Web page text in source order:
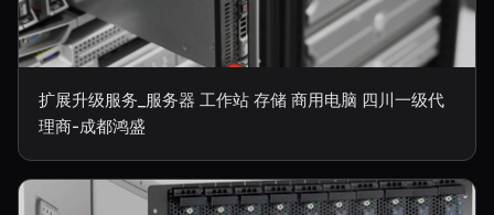
扩展升级服务_服务器 工作站 存储 商用电脑 四川一级代
理商-成都鸿盛